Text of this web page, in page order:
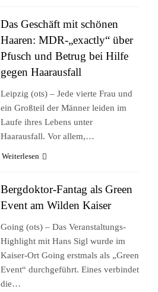
Das Geschäft mit schönen
Haaren: MDR-„exactly“ über
Pfusch und Betrug bei Hilfe
gegen Haarausfall
Leipzig (ots) – Jede vierte Frau und
ein Großteil der Männer leiden im
Laufe ihres Lebens unter
Haarausfall. Vor allem,…
Weiterlesen
Bergdoktor-Fantag als Green
Event am Wilden Kaiser
Going (ots) – Das Veranstaltungs-
Highlight mit Hans Sigl wurde im
Kaiser-Ort Going erstmals als „Green
Event“ durchgeführt. Eines verbindet
die…